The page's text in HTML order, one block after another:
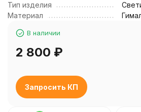
Тип изделия
Материал
В наличии
2 800 ₽
Запросить КП